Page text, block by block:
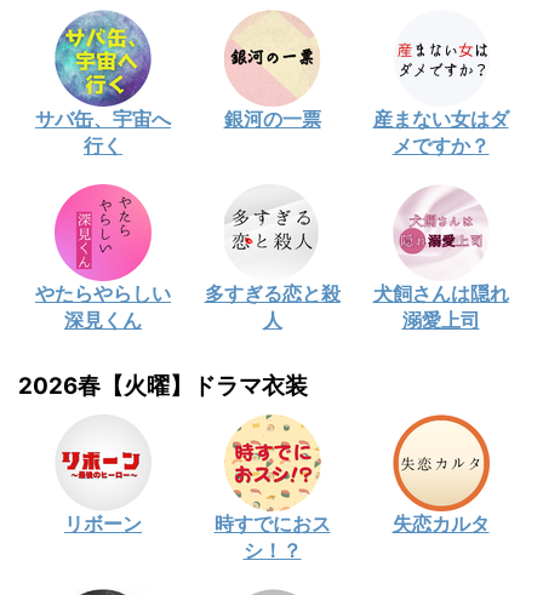
サバ缶、宇宙へ
行く
銀河の一票
産まない女はダ
メですか？
やたらやらしい
深見くん
多すぎる恋と殺
人
犬飼さんは隠れ
溺愛上司
2026春【火曜】ドラマ衣装
リボーン
時すでにおス
シ！？
失恋カルタ